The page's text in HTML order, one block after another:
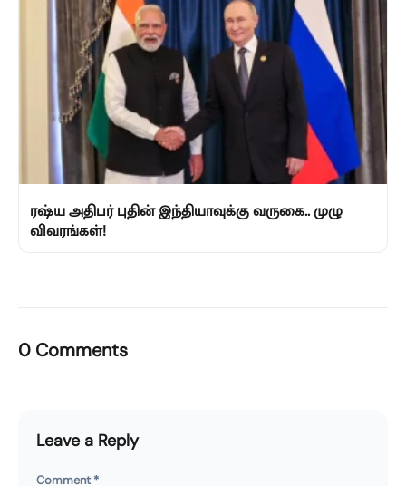
ரஷ்ய அதிபர் புதின் இந்தியாவுக்கு வருகை.. முழு
விவரங்கள்!
0 Comments
Leave a Reply
Comment *